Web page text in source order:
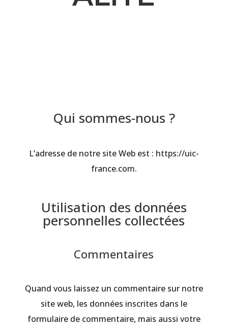
Qui sommes-nous ?
L’adresse de notre site Web est : https://uic-
france.com.
Utilisation des données
personnelles collectées
Commentaires
Quand vous laissez un commentaire sur notre
site web, les données inscrites dans le
formulaire de commentaire, mais aussi votre